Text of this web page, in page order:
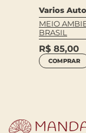
Varios
MEIO
BRASIL
R$ 85,00
COMPRAR